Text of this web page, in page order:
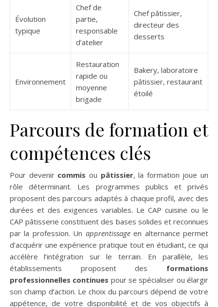
Évolution
typique
Chef de
partie,
responsable
d’atelier
Chef pâtissier,
directeur des
desserts
Environnement
Restauration
rapide ou
moyenne
brigade
Bakery, laboratoire
pâtissier, restaurant
étoilé
Parcours de formation et
compétences clés
Pour devenir commis ou pâtissier, la formation joue un
rôle déterminant. Les programmes publics et privés
proposent des parcours adaptés à chaque profil, avec des
durées et des exigences variables. Le CAP cuisine ou le
CAP pâtisserie constituent des bases solides et reconnues
par la profession. Un apprentissageen alternance permet
d’acquérir une expérience pratique tout en étudiant, ce qui
accélère l’intégration sur le terrain. En parallèle, les
établissements proposent des formations
professionnelles continues pour se spécialiser ou élargir
son champ d’action. Le choix du parcours dépend de votre
appétence, de votre disponibilité et de vos objectifs à